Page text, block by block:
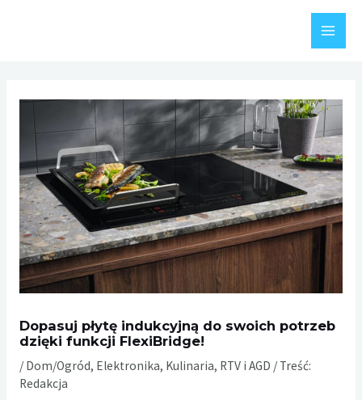
Dopasuj płytę indukcyjną do swoich potrzeb
dzięki funkcji FlexiBridge!
/ Dom/Ogród, Elektronika, Kulinaria, RTV i AGD / Treść:
Redakcja